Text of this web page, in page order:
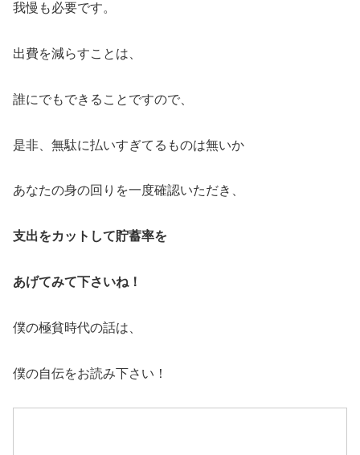
我慢も必要です。
出費を減らすことは、
誰にでもできることですので、
是非、無駄に払いすぎてるものは無いか
あなたの身の回りを一度確認いただき、
支出をカットして貯蓄率を
あげてみて下さいね！
僕の極貧時代の話は、
僕の自伝をお読み下さい！